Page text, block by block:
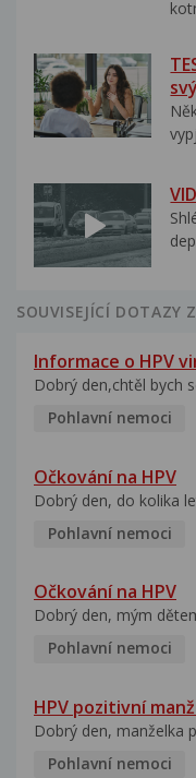
SOUVISEJÍCÍ DOTAZY
Informace o HPV
Dobrý den,chtěl bych
Pohlavní nemoci
Očkování na HPV
Dobrý den, do kolika
Pohlavní nemoci
Očkování na HPV
Dobrý den, mým
Pohlavní nemoci
HPV pozitivní
Dobrý den, manželka
Pohlavní nemoci